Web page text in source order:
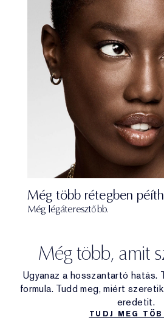
Még több rétegben
Még légáteresztőbb.
Még több, amit
Ugyanaz a hosszantartó hatás.
formula. Tudd meg, miért
eredetit.
TUDJ MEG